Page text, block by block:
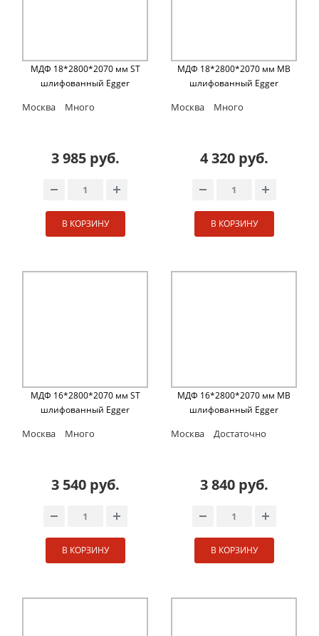
МДФ 18*2800*2070 мм ST
шлифованный Egger
Москва Много
3 985 руб.
В КОРЗИНУ
МДФ 18*2800*2070 мм MB
шлифованный Egger
Москва Много
4 320 руб.
В КОРЗИНУ
МДФ 16*2800*2070 мм ST
шлифованный Egger
Москва Много
3 540 руб.
В КОРЗИНУ
МДФ 16*2800*2070 мм MB
шлифованный Egger
Москва Достаточно
3 840 руб.
В КОРЗИНУ